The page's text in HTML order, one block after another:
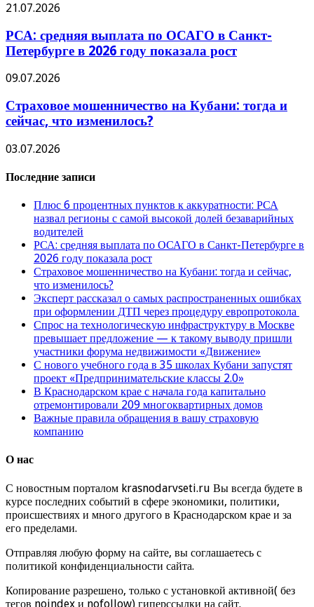
21.07.2026
РСА: средняя выплата по ОСАГО в Санкт-
Петербурге в 2026 году показала рост
09.07.2026
Страховое мошенничество на Кубани: тогда и
сейчас, что изменилось?
03.07.2026
Последние записи
Плюс 6 процентных пунктов к аккуратности: РСА
назвал регионы с самой высокой долей безаварийных
водителей
РСА: средняя выплата по ОСАГО в Санкт-Петербурге в
2026 году показала рост
Страховое мошенничество на Кубани: тогда и сейчас,
что изменилось?
Эксперт рассказал о самых распространенных ошибках
при оформлении ДТП через процедуру европротокола
Спрос на технологическую инфраструктуру в Москве
превышает предложение — к такому выводу пришли
участники форума недвижимости «Движение»
С нового учебного года в 35 школах Кубани запустят
проект «Предпринимательские классы 2.0»
В Краснодарском крае с начала года капитально
отремонтировали 209 многоквартирных домов
Важные правила обращения в вашу страховую
компанию
О нас
С новостным порталом krasnodarvseti.ru Вы всегда будете в
курсе последних событий в сфере экономики, политики,
происшествиях и много другого в Краснодарском крае и за
его пределами.
Отправляя любую форму на сайте, вы соглашаетесь с
политикой конфиденциальности сайта.
Копирование разрешено, только с установкой активной( без
тегов noindex и nofollow) гиперссылки на сайт.